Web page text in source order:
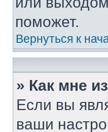
поможет.
Вернуться к
» Как мне
Если вы
ваши